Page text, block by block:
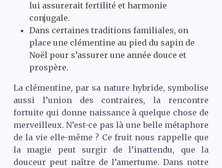
lui assurerait fertilité et harmonie
conjugale.
Dans certaines traditions familiales, on
place une clémentine au pied du sapin de
Noël pour s’assurer une année douce et
prospère.
La clémentine, par sa nature hybride, symbolise
aussi l’union des contraires, la rencontre
fortuite qui donne naissance à quelque chose de
merveilleux. N’est-ce pas là une belle métaphore
de la vie elle-même ? Ce fruit nous rappelle que
la magie peut surgir de l’inattendu, que la
douceur peut naître de l’amertume. Dans notre